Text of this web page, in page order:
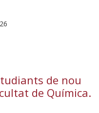
de nou
de Química.